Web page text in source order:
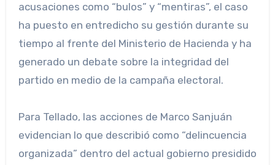
acusaciones como “bulos” y “mentiras”, el caso
ha puesto en entredicho su gestión durante su
tiempo al frente del Ministerio de Hacienda y ha
generado un debate sobre la integridad del
partido en medio de la campaña electoral.
Para Tellado, las acciones de Marco Sanjuán
evidencian lo que describió como “delincuencia
organizada” dentro del actual gobierno presidido